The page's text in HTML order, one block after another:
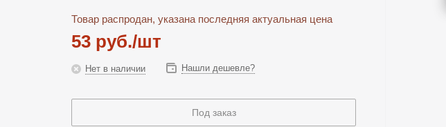
Товар распродан, указана последняя актуальная цена
53 руб./шт
Нет в наличии Нашли дешевле?
Под заказ